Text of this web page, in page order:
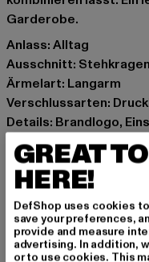
Garderobe.
Anlass: Alltag
Ausschnitt: Stehkragen
Ärmelart: Langarm
Verschlussarten:
Details: Brandlogo,
Schnitt: Normal
Marke: adidas
Kat.: Übergangsjacken
Farbe: rot
Hersteller Farbe:
Art.Nr: IC5542-05579
GREAT
HERE!
DefShop uses cookies
save your preferences,
provide and measure
advertising. In addition,
or to use cookies. This